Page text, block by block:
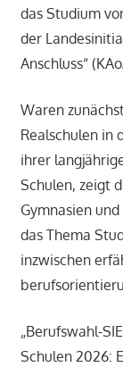
das Studium
der
Anschluss“
Waren
Realschulen in
ihrer
Schulen, zeigt
Gymnasien
das Thema
inzwischen
„Berufswahl-
Schulen 2026: